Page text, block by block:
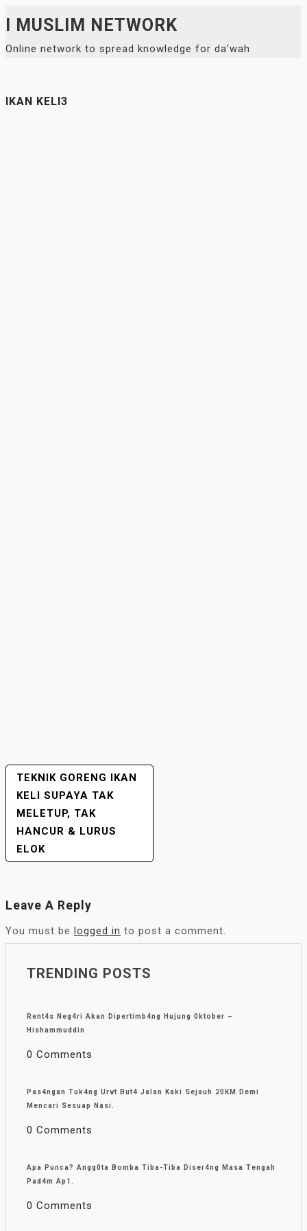
to
content
I MUSLIM NETWORK
Online network to spread knowledge for da'wah
IKAN KELI3
POST
NAVIGATION
TEKNIK GORENG IKAN
KELI SUPAYA TAK
MELETUP, TAK
HANCUR & LURUS
ELOK
Leave A Reply
You must be logged in to post a comment.
TRENDING POSTS
Rent4s Neg4ri Akan Dipertimb4ng Hujung 0ktober –
Hishammuddin
0 Comments
Pas4ngan Tuk4ng Urvt But4 JaIan Kaki Sejauh 20KM Demi
Mencari Sesuap Nasi.
0 Comments
Apa Punca? Angg0ta Bomba Tiba-Tiba Diser4ng Masa Tengah
Pad4m Ap1.
0 Comments